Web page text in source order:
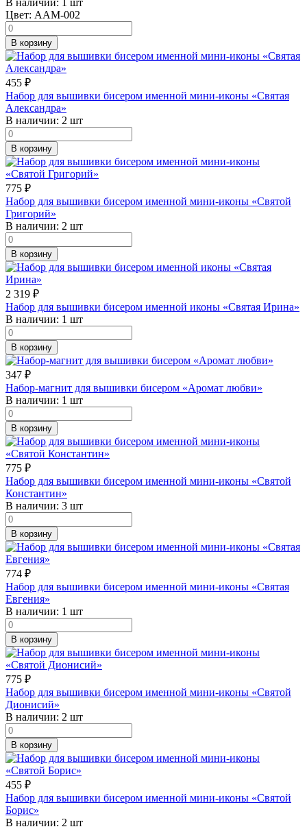
Цвет: AAM-002
В корзину
455 ₽
Набор для вышивки бисером именной мини-иконы «Святая
Александра»
В наличии: 2 шт
В корзину
775 ₽
Набор для вышивки бисером именной мини-иконы «Святой
Григорий»
В наличии: 2 шт
В корзину
2 319 ₽
Набор для вышивки бисером именной иконы «Святая Ирина»
В наличии: 1 шт
В корзину
347 ₽
Набор-магнит для вышивки бисером «Аромат любви»
В наличии: 1 шт
В корзину
775 ₽
Набор для вышивки бисером именной мини-иконы «Святой
Константин»
В наличии: 3 шт
В корзину
774 ₽
Набор для вышивки бисером именной мини-иконы «Святая
Евгения»
В наличии: 1 шт
В корзину
775 ₽
Набор для вышивки бисером именной мини-иконы «Святой
Дионисий»
В наличии: 2 шт
В корзину
455 ₽
Набор для вышивки бисером именной мини-иконы «Святой
Борис»
В наличии: 2 шт